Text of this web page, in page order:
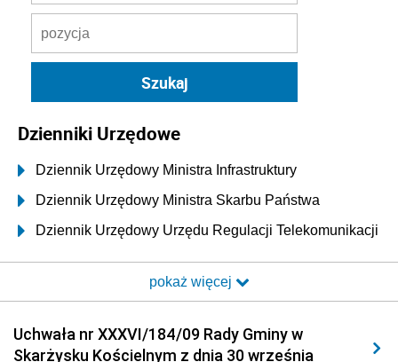
Dzienniki Urzędowe
Dziennik Urzędowy Ministra Infrastruktury
Dziennik Urzędowy Ministra Skarbu Państwa
Dziennik Urzędowy Urzędu Regulacji Telekomunikacji
Dziennik Urzędowy Ministra Transportu i Budownictwa
Elektronicznej
pokaż więcej
Uchwała nr XXXVI/184/09 Rady Gminy w
Skarżysku Kościelnym z dnia 30 września